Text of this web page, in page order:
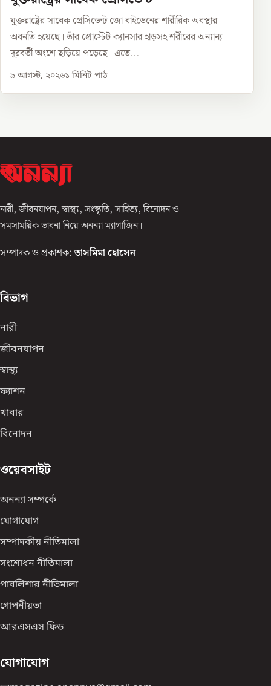
যুক্তরাষ্ট্রের সাবেক প্রেসিডেন্ট জো বাইডেনের শারীরিক অবস্থার
অবনতি হয়েছে। তাঁর প্রোস্টেট ক্যানসার হাড়সহ শরীরের অন্যান্য
দূরবর্তী অংশে ছড়িয়ে পড়েছে। এতে...
৯ আগস্ট, ২০২৬১ মিনিট পাঠ
নারী, জীবনযাপন, স্বাস্থ্য, সংস্কৃতি, সাহিত্য, বিনোদন ও
সমসাময়িক ভাবনা নিয়ে অনন্যা ম্যাগাজিন।
সম্পাদক ও প্রকাশক: তাসমিমা হোসেন
বিভাগ
নারী
জীবনযাপন
স্বাস্থ্য
ফ্যাশন
খাবার
বিনোদন
ওয়েবসাইট
অনন্যা সম্পর্কে
যোগাযোগ
সম্পাদকীয় নীতিমালা
সংশোধন নীতিমালা
পাবলিশার নীতিমালা
গোপনীয়তা
আরএসএস ফিড
যোগাযোগ